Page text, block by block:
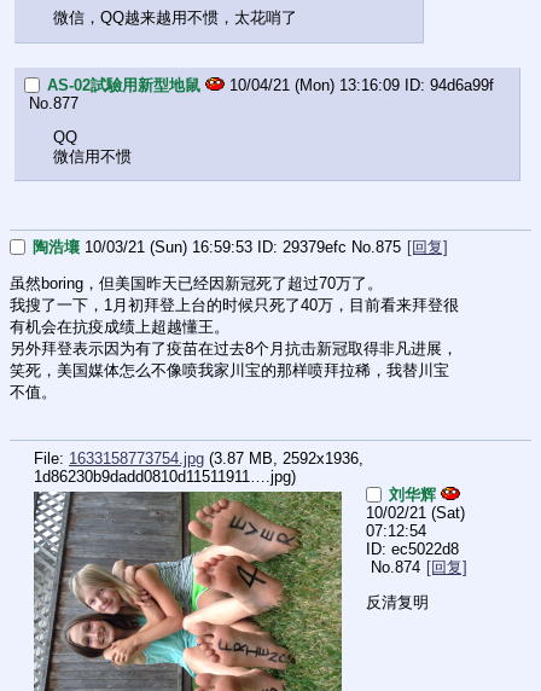
微信，QQ越来越用不惯，太花哨了
AS-02試驗用新型地鼠 10/04/21 (Mon) 13:16:09
94d6a99f
No. 877
QQ
微信用不惯
陶浩壤 10/03/21 (Sun) 16:59:53 29379efc No.875 [回复]
虽然boring，但美国昨天已经因新冠死了超过70万了。
我搜了一下，1月初拜登上台的时候只死了40万，目前看来拜登很
有机会在抗疫成绩上超越懂王。
另外拜登表示因为有了疫苗在过去8个月抗击新冠取得非凡进展，
笑死，美国媒体怎么不像喷我家川宝的那样喷拜拉稀，我替川宝
不值。
File: 1633158773754.jpg (3.87 MB, 2592x1936,
1d86230b9dadd0810d11511911….jpg)
刘华辉
10/02/21 (Sat)
07:12:54
ec5022d8
No.874 [回复]
反清复明